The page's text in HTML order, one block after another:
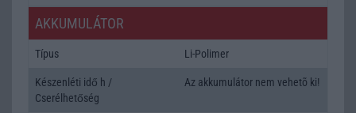
AKKUMULÁTOR
Típus Li-Polimer
Készenléti idő h /
Cserélhetőség
Az akkumulátor nem vehetõ ki!